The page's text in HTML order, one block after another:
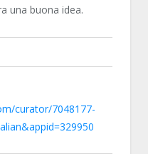
una buona idea.
curator/7048177-